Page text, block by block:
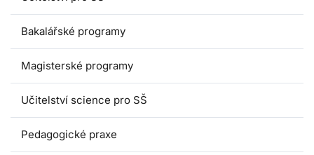
Bakalářské programy
Magisterské programy
Učitelství science pro SŠ
Pedagogické praxe